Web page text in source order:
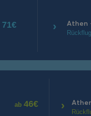
71€ › Athen
ab 46€ ›